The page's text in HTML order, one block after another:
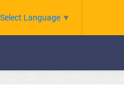
Select Language ▼